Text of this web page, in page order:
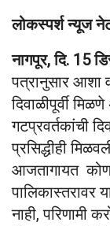
लोकस्पर्श न्यूज
नागपूर, दि. 15
पत्रानुसार आशा
दिवाळीपूर्वी
गटप्रवर्तकांची
प्रसिद्धीही
आजतागायत
पालिकास्तरावर
नाही, परिणामी